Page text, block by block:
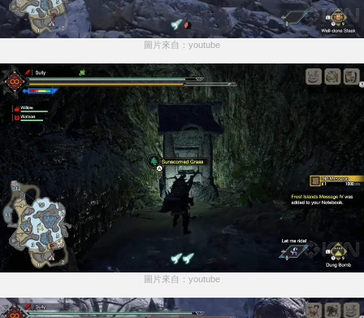
圖片來自：youtube
圖片來自：youtube